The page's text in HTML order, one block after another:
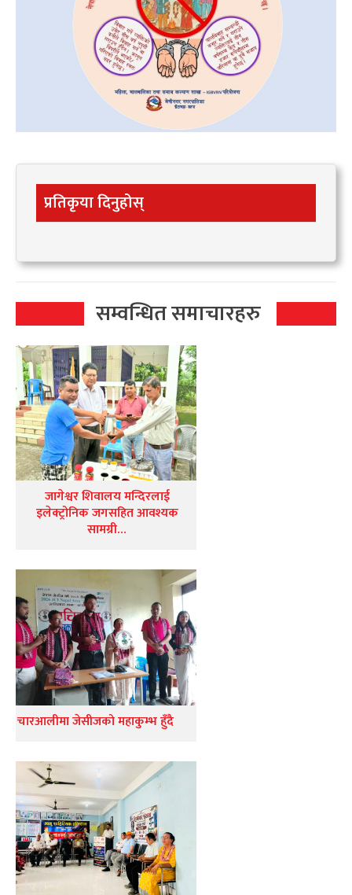
प्रतिकृया दिनुहोस्
सम्वन्धित समाचारहरु
जागेश्वर शिवालय मन्दिरलाई
इलेक्ट्रोनिक जगसहित आवश्यक
सामग्री…
चारआलीमा जेसीजको महाकुम्भ हुँदै